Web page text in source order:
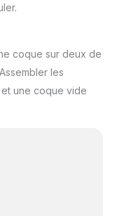
coque sur deux de
les
une coque vide